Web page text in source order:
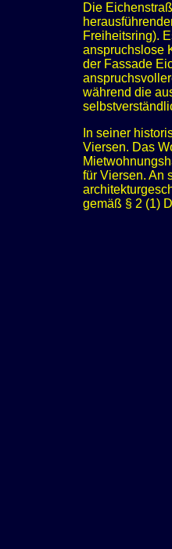
Die
Freiheitsring).
anspruchslose
der Fassade
während die
In seiner
Viersen. Das
für Viersen. An
gemäß § 2 (1)